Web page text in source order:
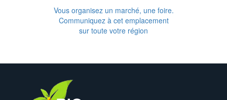
Vous organisez un marché, une foire.
Communiquez à cet emplacement
sur toute votre région